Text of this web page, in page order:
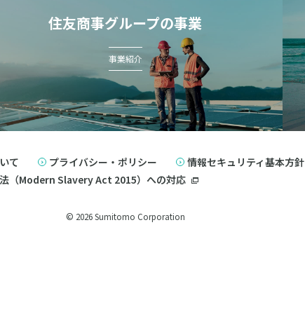
住友商事グループの事業
事業紹介
て プライバシー・ポリシー 情報セキュリティ基本方針
（Modern Slavery Act 2015）への対応
© 2026 Sumitomo Corporation